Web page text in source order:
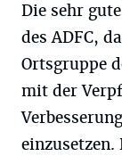
Die sehr
des ADFC,
Ortsgruppe
mit der
einzusetzen.